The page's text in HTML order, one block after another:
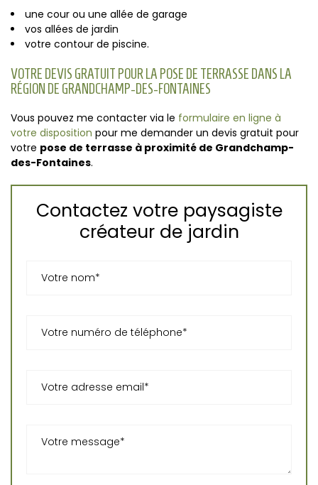
une cour ou une allée de garage
vos allées de jardin
votre contour de piscine.
VOTRE DEVIS GRATUIT POUR LA POSE DE TERRASSE DANS LA
RÉGION DE GRANDCHAMP-DES-FONTAINES
Vous pouvez me contacter via le formulaire en ligne à
votre disposition pour me demander un devis gratuit pour
votre pose de terrasse à proximité de Grandchamp-
des-Fontaines.
Contactez votre paysagiste
créateur de jardin